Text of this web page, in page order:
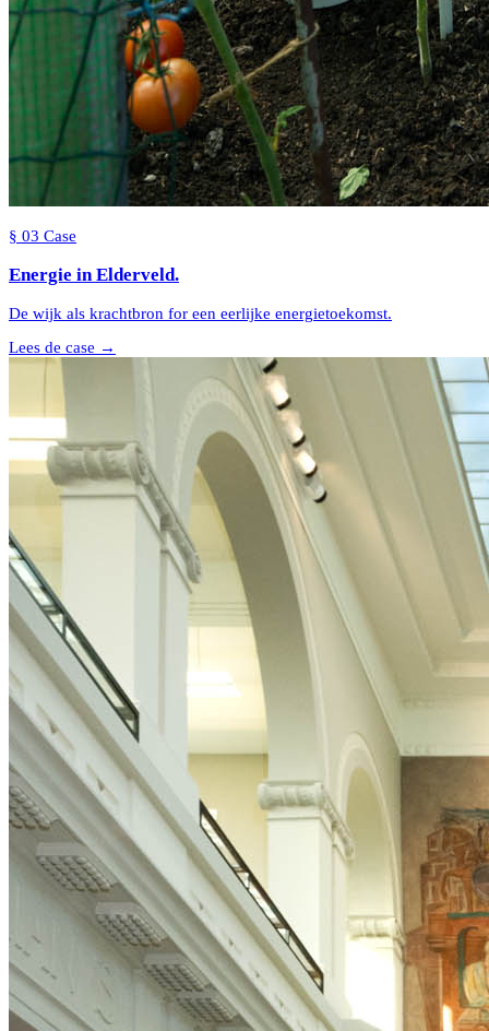
§ 03 Case
Energie in Elderveld.
De wijk als krachtbron for een eerlijke energietoekomst.
Lees de case →